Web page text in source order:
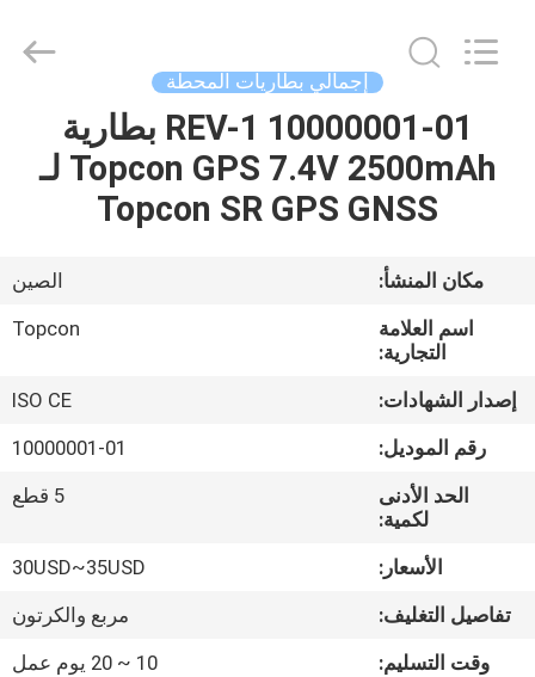
منزل،
بيت
معلومات
جولة
مراقبة
الجودة
Instrument
Co.,Ltd.
إجمالي بطاريات المحطة
10000001-01 REV-1 بطارية
Topcon GPS 7.4V 2500mAh لـ
Topcon SR GPS GNSS
مكان المنشأ:
الصين
اسم العلامة
التجارية:
Topcon
إصدار الشهادات:
ISO CE
رقم الموديل:
10000001-01
الحد الأدنى
لكمية:
5 قطع
الأسعار:
30USD~35USD
تفاصيل التغليف:
مربع والكرتون
وقت التسليم:
10 ~ 20 يوم عمل